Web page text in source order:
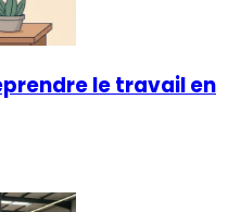
le travail en